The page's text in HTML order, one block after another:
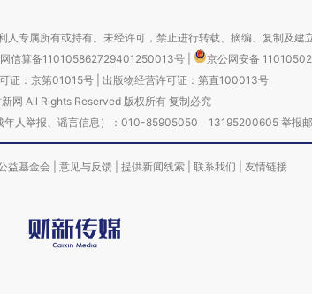
专属所有或持有。未经许可，禁止进行转载、摘编、复制及建
网信算备110105862729401250013号
京公网安备
证：京第01015号| 出版物经营许可证：第直100013号
网 All Rights Reserved 版权所有 复制必究
年人举报、谣言信息）：010-85905050 13195200605 举报
益基金会 意见与反馈 提供新闻线索 联系我们 友情链接